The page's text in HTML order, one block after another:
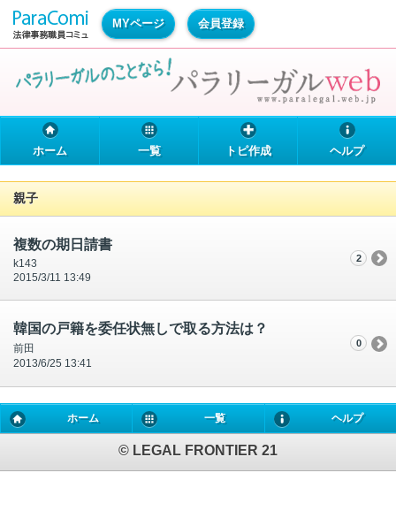
MYページ 会員登録
ホーム 一覧 トピ作成 ヘルプ
親子
複数の期日請書
k143
2015/3/11 13:49
2
韓国の戸籍を委任状無しで取る方法は？
前田
2013/6/25 13:41
0
ホーム 一覧 ヘルプ
© LEGAL FRONTIER 21